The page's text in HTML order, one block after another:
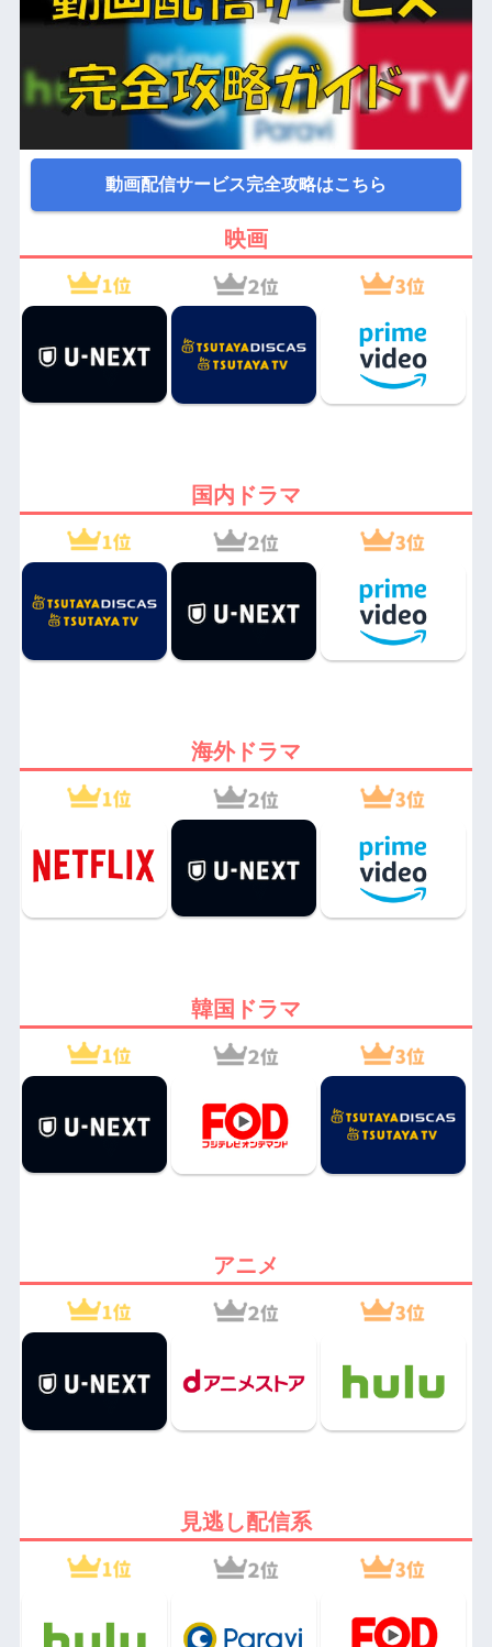
動画配信サービス完全攻略はこちら
映画
国内ドラマ
海外ドラマ
韓国ドラマ
アニメ
見逃し配信系